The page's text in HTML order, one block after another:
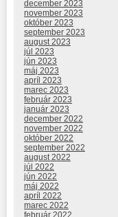
december 2023
november 2023
október 2023
september 2023
august 2023
júl 2023
jún 2023
máj 2023
apríl 2023
marec 2023
február 2023
január 2023
december 2022
november 2022
október 2022
september 2022
august 2022
júl 2022
jún 2022
máj 2022
apríl 2022
marec 2022
február 2022